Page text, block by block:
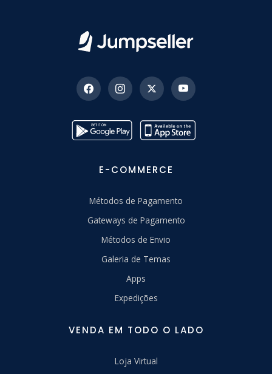
E-COMMERCE
Métodos de Pagamento
Gateways de Pagamento
Métodos de Envio
Galeria de Temas
Apps
Expedições
VENDA EM TODO O LADO
Loja Virtual